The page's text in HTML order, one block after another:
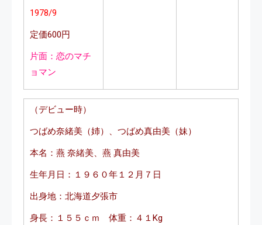
1978/9
定価600円
片面：恋のマチ
ョマン
（デビュー時）
つばめ奈緒美（姉）、つばめ真由美（妹）
本名：燕 奈緒美、燕 真由美
生年月日：１９６０年１２月７日
出身地：北海道夕張市
身長：１５５ｃｍ 体重：４１Kg